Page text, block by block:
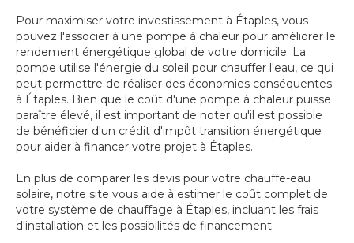
Pour maximiser votre investissement à Étaples, vous
pouvez l'associer à une pompe à chaleur pour améliorer le
rendement énergétique global de votre domicile. La
pompe utilise l'énergie du soleil pour chauffer l'eau, ce qui
peut permettre de réaliser des économies conséquentes
à Étaples. Bien que le coût d'une pompe à chaleur puisse
paraître élevé, il est important de noter qu'il est possible
de bénéficier d'un crédit d'impôt transition énergétique
pour aider à financer votre projet à Étaples.
En plus de comparer les devis pour votre chauffe-eau
solaire, notre site vous aide à estimer le coût complet de
votre système de chauffage à Étaples, incluant les frais
d'installation et les possibilités de financement.